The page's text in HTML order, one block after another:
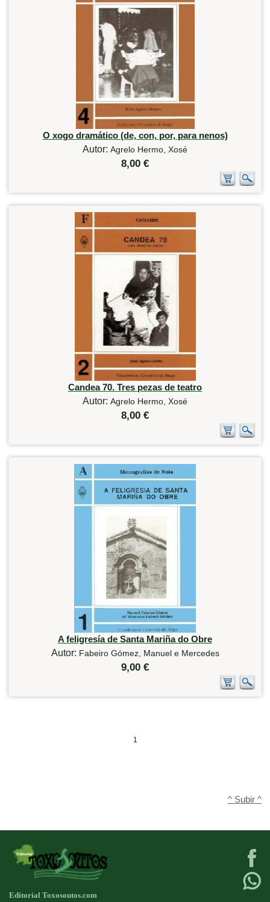
O xogo dramático (de, con, por, para nenos)
Autor: Agrelo Hermo, Xosé
8,00 €
Candea 70. Tres pezas de teatro
Autor: Agrelo Hermo, Xosé
8,00 €
A feligresía de Santa Mariña do Obre
Autor: Fabeiro Gómez, Manuel e Mercedes
9,00 €
1
^ Subir ^
Editorial Toxosoutos.com